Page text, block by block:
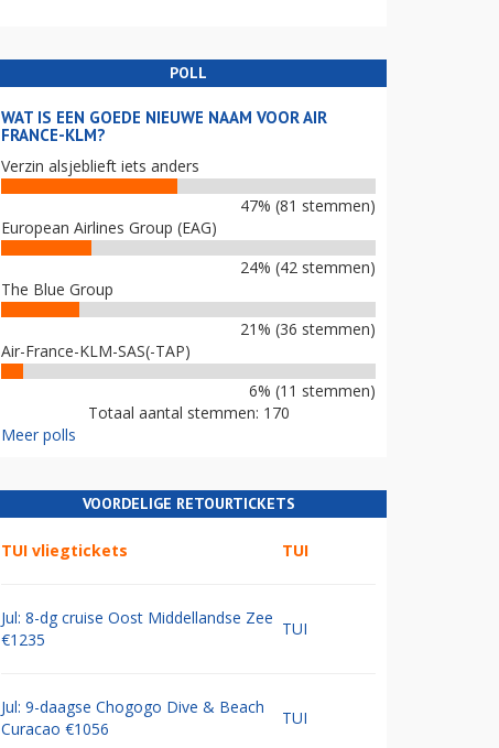
POLL
WAT IS EEN GOEDE NIEUWE NAAM VOOR AIR
FRANCE-KLM?
Verzin alsjeblieft iets anders
47% (81 stemmen)
European Airlines Group (EAG)
24% (42 stemmen)
The Blue Group
21% (36 stemmen)
Air-France-KLM-SAS(-TAP)
6% (11 stemmen)
Totaal aantal stemmen: 170
Meer polls
VOORDELIGE RETOURTICKETS
TUI vliegtickets TUI
Jul: 8-dg cruise Oost Middellandse Zee
€1235
TUI
Jul: 9-daagse Chogogo Dive & Beach
Curacao €1056
TUI